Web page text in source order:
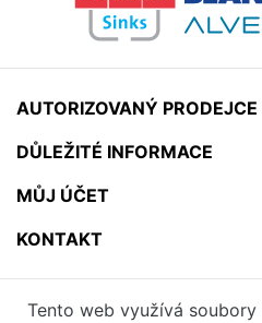
AUTORIZOVANÝ
DŮLEŽITÉ INFORMACE
MŮJ ÚČET
KONTAKT
Tento web využívá soubory